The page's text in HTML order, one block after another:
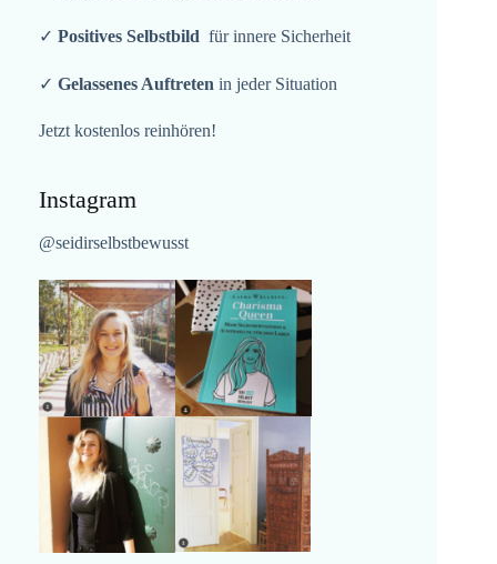
✓ Positives Selbstbild für innere Sicherheit
✓ Gelassenes Auftreten in jeder Situation
Jetzt kostenlos reinhören!
Instagram
@seidirselbstbewusst